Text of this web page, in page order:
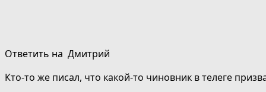
Ответить на Дмитрий
Кто-то же писал, что какой-то чиновник в телеге